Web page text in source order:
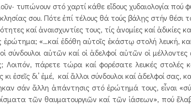
τυπώνουν στό χαρτί κάθε εἴδους χυδαιολογία πού
σου. Πότε ἐπί τέλους θά τούς βάλῃς στήν θέσι
καί ἀναισχυντίες τους, τίς ἀνομίες καί ἀδικίες
«…καί ἐδόθη αὐτοῖς ἑκάστῳ στολή λευκή,
σύνδουλοι αὐτῶν καί οἱ ἀδελφοί αὐτῶν οἱ
Λοιπόν, πάρετε τώρα καί φορέσατε λευκές
ἐσεῖς δι’ ἐμέ, καί ἄλλοι σύνδουλοι καί ἀδελφοί σας,
σάν ἄλλη ἀπάντησις στό ἐρώτημά τους, εἶναι
τῶν θαυματουργιῶν καί τῶν ἰάσεων», πού